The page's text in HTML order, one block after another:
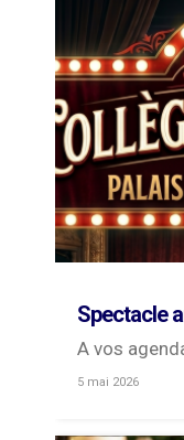
Spectacle
A vos
5 mai 2026